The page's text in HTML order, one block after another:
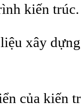
kiến trúc.
xây
của kiến